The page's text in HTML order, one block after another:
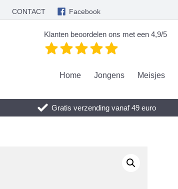
CONTACT Facebook
Klanten beoordelen ons met een 4,9/5
Home Jongens Meisjes
Gratis verzending vanaf 49 euro